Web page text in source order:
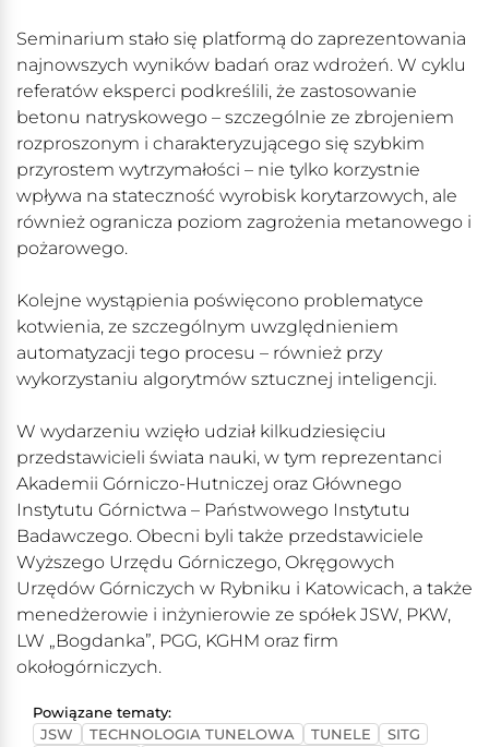
Seminarium stało się platformą do zaprezentowania
najnowszych wyników badań oraz wdrożeń. W cyklu
referatów eksperci podkreślili, że zastosowanie
betonu natryskowego – szczególnie ze zbrojeniem
rozproszonym i charakteryzującego się szybkim
przyrostem wytrzymałości – nie tylko korzystnie
wpływa na stateczność wyrobisk korytarzowych, ale
również ogranicza poziom zagrożenia metanowego i
pożarowego.
Kolejne wystąpienia poświęcono problematyce
kotwienia, ze szczególnym uwzględnieniem
automatyzacji tego procesu – również przy
wykorzystaniu algorytmów sztucznej inteligencji.
W wydarzeniu wzięło udział kilkudziesięciu
przedstawicieli świata nauki, w tym reprezentanci
Akademii Górniczo-Hutniczej oraz Głównego
Instytutu Górnictwa – Państwowego Instytutu
Badawczego. Obecni byli także przedstawiciele
Wyższego Urzędu Górniczego, Okręgowych
Urzędów Górniczych w Rybniku i Katowicach, a także
menedżerowie i inżynierowie ze spółek JSW, PKW,
LW „Bogdanka”, PGG, KGHM oraz firm
okołogórniczych.
Powiązane tematy:
JSW
TECHNOLOGIA TUNELOWA TUNELE
SITG